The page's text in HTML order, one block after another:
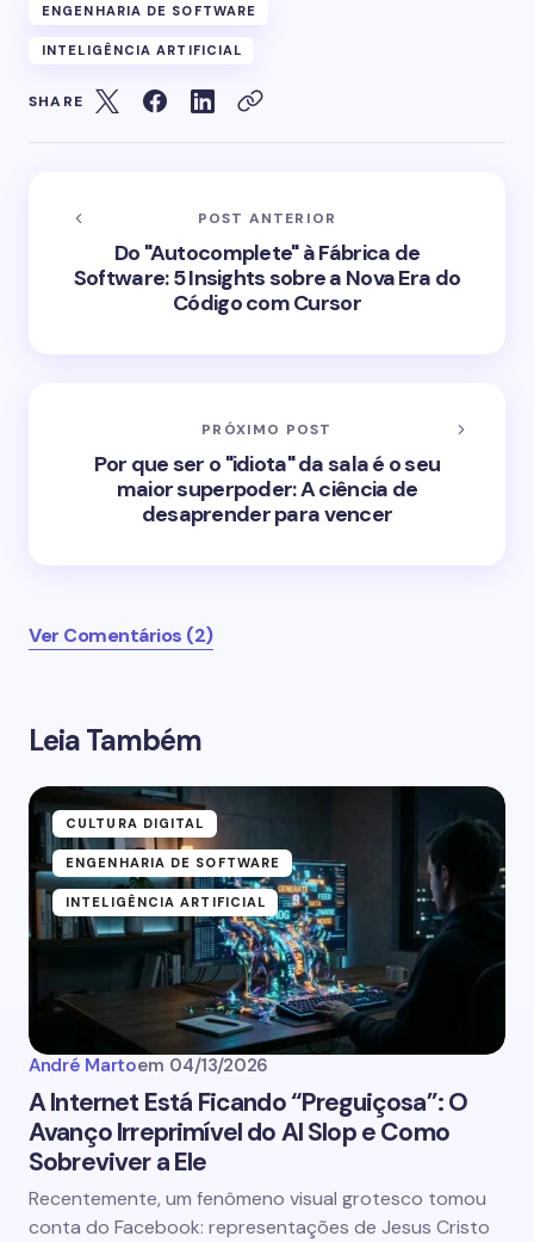
ENGENHARIA DE SOFTWARE
INTELIGÊNCIA ARTIFICIAL
SHARE
POST ANTERIOR
Do "Autocomplete" à Fábrica de
Software: 5 Insights sobre a Nova Era do
Código com Cursor
PRÓXIMO POST
Por que ser o "idiota" da sala é o seu
maior superpoder: A ciência de
desaprender para vencer
Ver Comentários (2)
O seu endereço de e-mail não será publicado.
Seu comentário *
Name *
Email *
Save my name and email in this browser for the
next time I comment.
Leia Também
CULTURA DIGITAL
ENGENHARIA DE SOFTWARE
INTELIGÊNCIA ARTIFICIAL
André Martoem 04/13/2026
A Internet Está Ficando “Preguiçosa”: O
Avanço Irreprimível do AI Slop e Como
Sobreviver a Ele
Recentemente, um fenômeno visual grotesco tomou
conta do Facebook: representações de Jesus Cristo